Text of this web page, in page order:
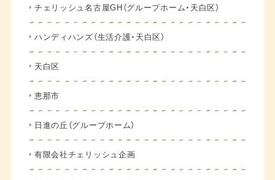
チェリッシュ名古屋GH（グループホーム・天白区）
ハンディハンズ（生活介護・天白区）
天白区
恵那市
日進の丘（グループホーム）
有限会社チェリッシュ企画